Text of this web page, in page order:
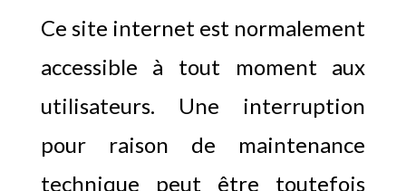
Ce site internet est normalement
accessible à tout moment aux
utilisateurs. Une interruption
pour raison de maintenance
technique peut être toutefois